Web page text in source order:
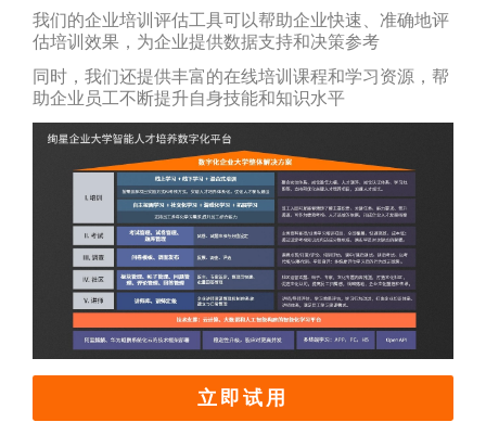
我们的企业培训评估工具可以帮助企业快速、准确地评
估培训效果，为企业提供数据支持和决策参考
同时，我们还提供丰富的在线培训课程和学习资源，帮
助企业员工不断提升自身技能和知识水平
立即试用